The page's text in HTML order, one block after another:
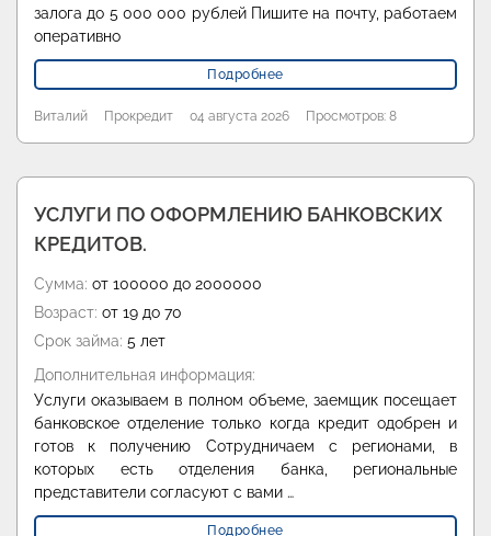
залога до 5 000 000 рублей Пишите на почту, работаем
оперативно
Подробнее
Виталий Прокредит 04 августа 2026 Просмотров: 8
УСЛУГИ ПО ОФОРМЛЕНИЮ БАНКОВСКИХ
КРЕДИТОВ.
Сумма: от 100000 до 2000000
Возраст: от 19 до 70
Срок займа: 5 лет
Дополнительная информация:
Услуги оказываем в полном объеме, заемщик посещает
банковское отделение только когда кредит одобрен и
готов к получению Сотрудничаем с регионами, в
которых есть отделения банка, региональные
представители согласуют с вами …
Подробнее